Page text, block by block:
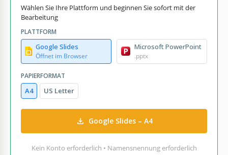
Wählen Sie Ihre Plattform und beginnen Sie sofort mit der
Bearbeitung
PLATTFORM
Google Slides
Öffnet im Browser
Microsoft PowerPoint
.pptx
PAPIERFORMAT
A4 US Letter
Google Slides – A4
Kein Konto erforderlich • Namensnennung erforderlich